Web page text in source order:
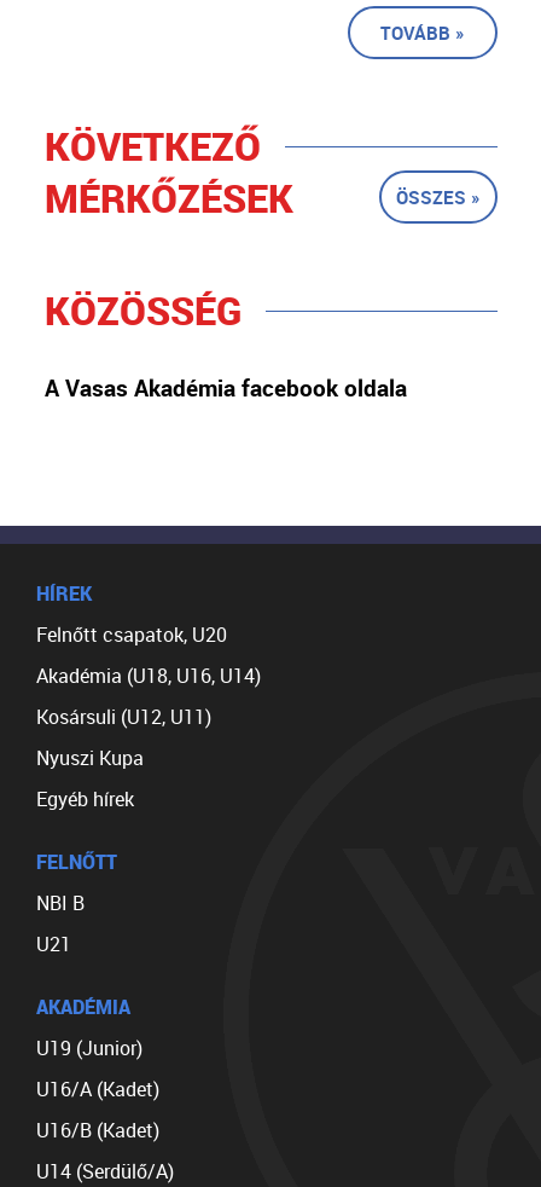
TOVÁBB »
KÖVETKEZŐ
MÉRKŐZÉSEK
ÖSSZES »
KÖZÖSSÉG
A Vasas Akadémia facebook oldala
HÍREK
Felnőtt csapatok, U20
Akadémia (U18, U16, U14)
Kosársuli (U12, U11)
Nyuszi Kupa
Egyéb hírek
FELNŐTT
NBI B
U21
AKADÉMIA
U19 (Junior)
U16/A (Kadet)
U16/B (Kadet)
U14 (Serdülő/A)